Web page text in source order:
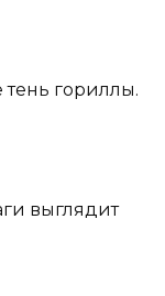
гориллы.
выглядит